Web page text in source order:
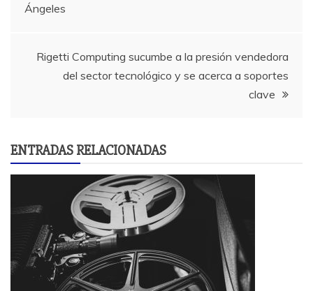
de
entradas
Ángeles
Rigetti Computing sucumbe a la presión vendedora
del sector tecnológico y se acerca a soportes
clave
ENTRADAS RELACIONADAS